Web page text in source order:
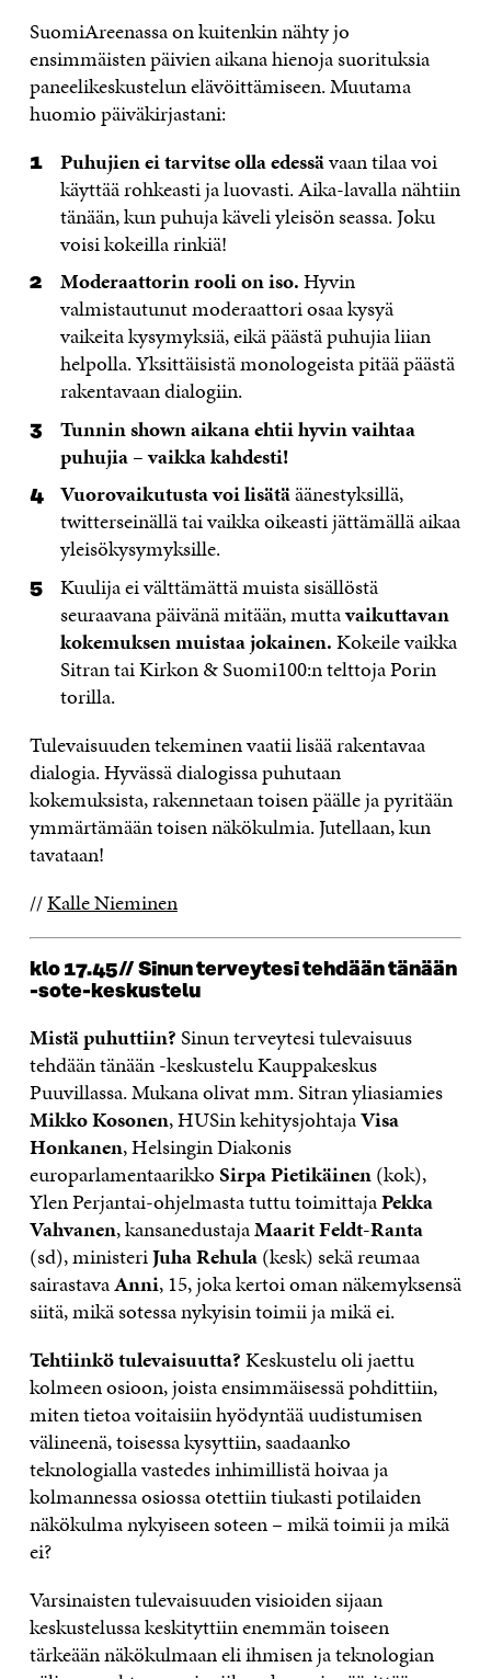
SuomiAreenassa on kuitenkin nähty jo
ensimmäisten päivien aikana hienoja suorituksia
paneelikeskustelun elävöittämiseen. Muutama
huomio päiväkirjastani:
Puhujien ei tarvitse olla edessävaan tilaa voi
käyttää rohkeasti ja luovasti. Aika-lavalla nähtiin
tänään, kun puhuja käveli yleisön seassa. Joku
voisi kokeilla rinkiä!
Moderaattorin rooli on iso.Hyvin
valmistautunut moderaattori osaa kysyä
vaikeita kysymyksiä, eikä päästä puhujia liian
helpolla. Yksittäisistä monologeista pitää päästä
rakentavaan dialogiin.
Tunnin shown aikana ehtii hyvin vaihtaa
puhujia – vaikka kahdesti!
Vuorovaikutusta voi lisätääänestyksillä,
twitterseinällä tai vaikka oikeasti jättämällä aikaa
yleisökysymyksille.
Kuulija ei välttämättä muista sisällöstä
seuraavana päivänä mitään, muttavaikuttavan
kokemuksen muistaa jokainen.Kokeile vaikka
Sitran tai Kirkon & Suomi100:n telttoja Porin
torilla.
Tulevaisuuden tekeminen vaatii lisää rakentavaa
dialogia. Hyvässä dialogissa puhutaan
kokemuksista, rakennetaan toisen päälle ja pyritään
ymmärtämään toisen näkökulmia. Jutellaan, kun
tavataan!
//Kalle Nieminen
klo 17.45// Sinun terveytesi tehdään tänään
-sote-keskustelu
Mistä puhuttiin?Sinun terveytesi tulevaisuus
tehdään tänään -keskustelu Kauppakeskus
Puuvillassa. Mukana olivat mm. Sitran yliasiamies
Mikko Kosonen, HUSin kehitysjohtajaVisa
Honkanen, Helsingin Diakonis
europarlamentaarikkoSirpa Pietikäinen(kok),
Ylen Perjantai-ohjelmasta tuttu toimittajaPekka
Vahvanen, kansanedustajaMaarit Feldt-Ranta
(sd), ministeriJuha Rehula(kesk) sekä reumaa
sairastavaAnni, 15, joka kertoi oman näkemyksensä
siitä, mikä sotessa nykyisin toimii ja mikä ei.
Tehtiinkö tulevaisuutta?Keskustelu oli jaettu
kolmeen osioon, joista ensimmäisessä pohdittiin,
miten tietoa voitaisiin hyödyntää uudistumisen
välineenä, toisessa kysyttiin, saadaanko
teknologialla vastedes inhimillistä hoivaa ja
kolmannessa osiossa otettiin tiukasti potilaiden
näkökulma nykyiseen soteen – mikä toimii ja mikä
ei?
Varsinaisten tulevaisuuden visioiden sijaan
keskustelussa keskityttiin enemmän toiseen
tärkeään näkökulmaan eli ihmisen ja teknologian